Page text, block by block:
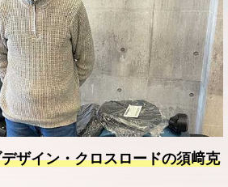
ザイン・クロスロードの須﨑克